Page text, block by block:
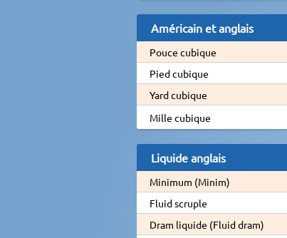
Américain et anglais
Pouce cubique
Pied cubique
Yard cubique
Mille cubique
Liquide anglais
Minimum (Minim)
Fluid scruple
Dram liquide (Fluid dram)